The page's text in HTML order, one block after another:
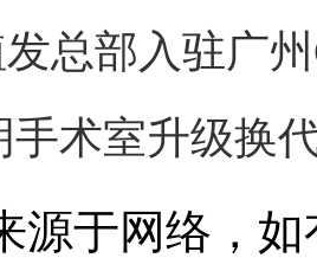
发总部入驻广
手术室升级换
源于网络，如